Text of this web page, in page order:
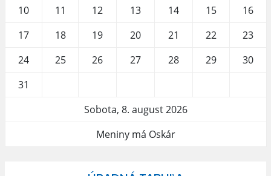
10
11 12 13 14 15
16
17
18 19 20 21 22
23
24
25 26 27 28 29
30
31
Sobota, 8. august 2026
Meniny má Oskár